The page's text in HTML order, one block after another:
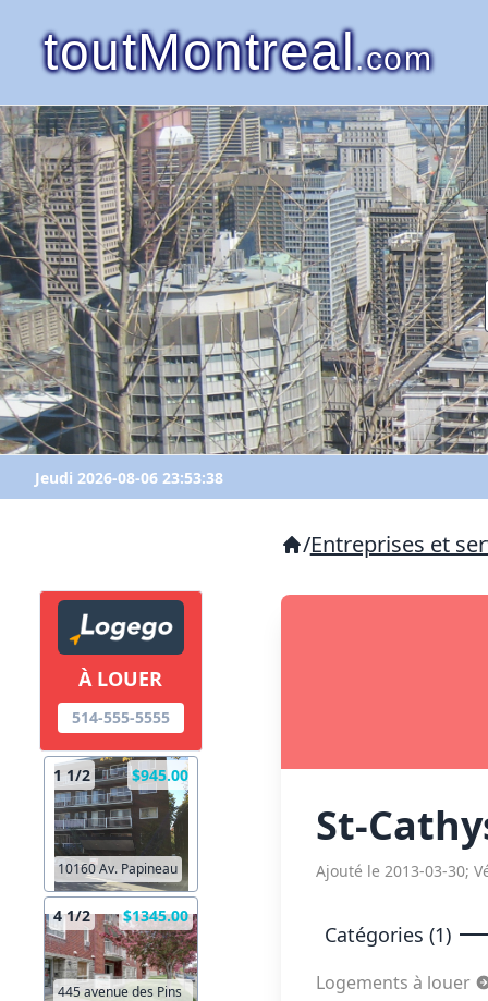
toutMontreal.com
Jeudi 2026-08-06 23:53:38
À LOUER
514-555-5555
1 1/2 $945.00
10160 Av. Papineau
4 1/2 $1345.00
445 avenue des Pins
/Entreprises et
St-
Ajouté le 2013-03-30;
Catégories (1)
Logements à louer